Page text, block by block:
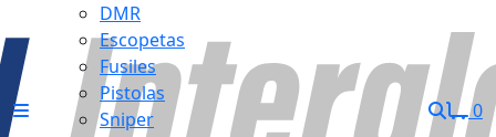
DMR
Escopetas
Fusiles
Pistolas
Sniper
0